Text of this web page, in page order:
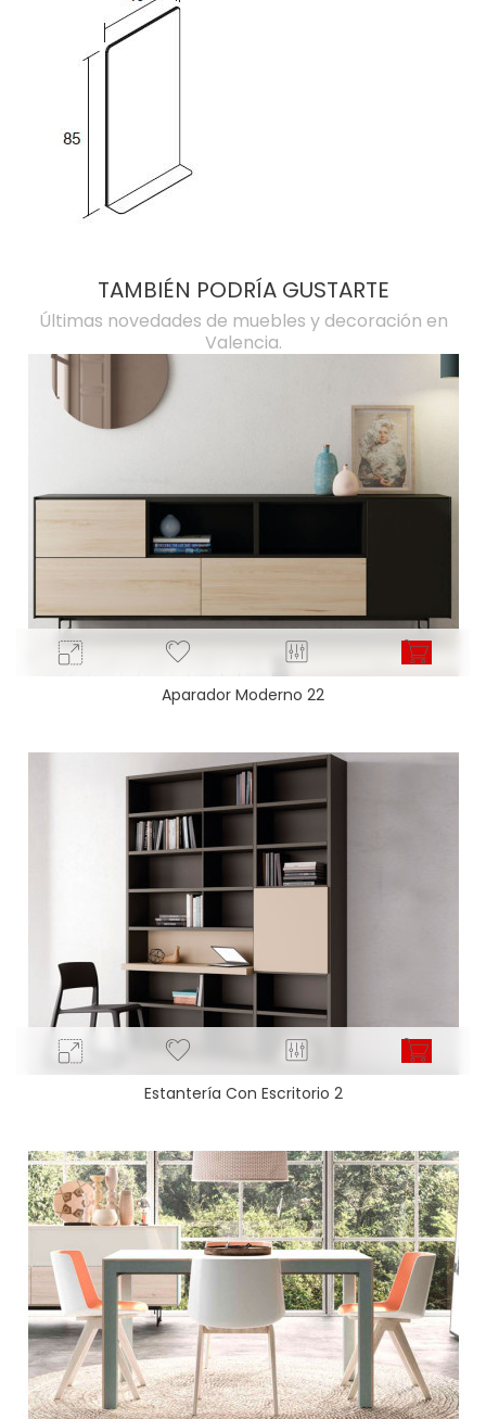
TAMBIÉN PODRÍA GUSTARTE
Últimas novedades de muebles y decoración en
Valencia.
Aparador Moderno 22
Estantería Con Escritorio 2